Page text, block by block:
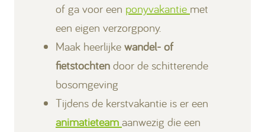
of ga voor een ponyvakantie met
een eigen verzorgpony.
Maak heerlijke wandel- of
fietstochten door de schitterende
bosomgeving
Tijdens de kerstvakantie is er een
animatieteam aanwezig die een